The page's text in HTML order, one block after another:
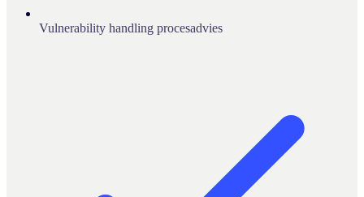
Vulnerability handling procesadvies